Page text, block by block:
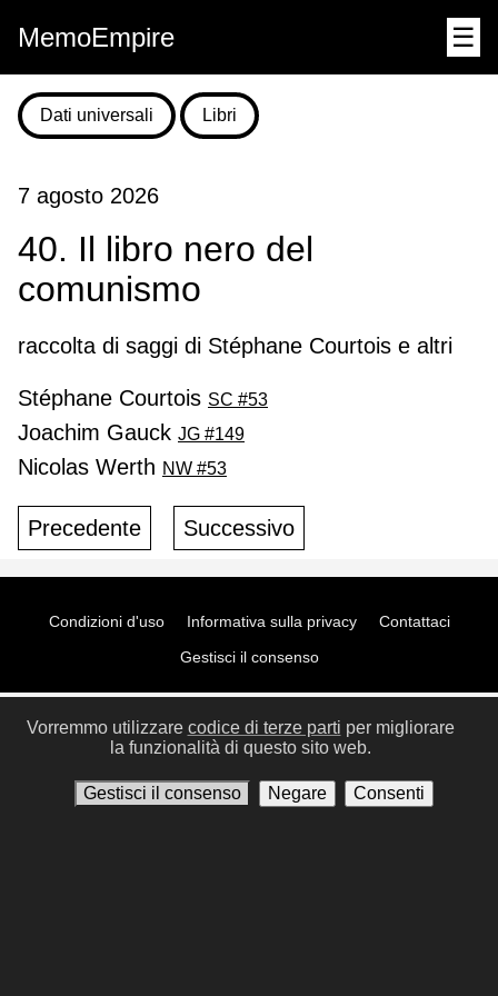
MemoEmpire ☰
Dati universali Libri
7 agosto 2026
40. Il libro nero del
comunismo
raccolta di saggi di Stéphane Courtois e altri
Stéphane Courtois SC #53
Joachim Gauck JG #149
Nicolas Werth NW #53
Precedente Successivo
Condizioni d'uso Informativa sulla privacy
Contattaci
Gestisci il consenso
Vorremmo utilizzare codice di terze parti per migliorare
la funzionalità di questo sito web.
Gestisci il consenso Negare Consenti